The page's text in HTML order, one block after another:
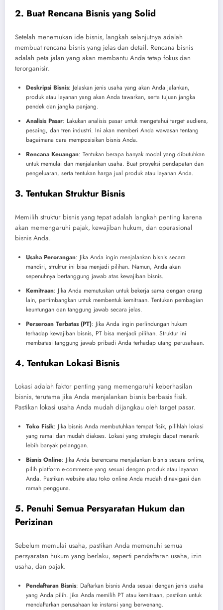
2. Buat Rencana Bisnis yang Solid
Setelah menemukan ide bisnis, langkah selanjutnya adalah
membuat rencana bisnis yang jelas dan detail. Rencana bisnis
adalah peta jalan yang akan membantu Anda tetap fokus dan
terorganisir.
Deskripsi Bisnis: Jelaskan jenis usaha yang akan Anda jalankan,
produk atau layanan yang akan Anda tawarkan, serta tujuan jangka
pendek dan jangka panjang.
Analisis Pasar: Lakukan analisis pasar untuk mengetahui target audiens,
pesaing, dan tren industri. Ini akan memberi Anda wawasan tentang
bagaimana cara memposisikan bisnis Anda.
Rencana Keuangan: Tentukan berapa banyak modal yang dibutuhkan
untuk memulai dan menjalankan usaha. Buat proyeksi pendapatan dan
pengeluaran, serta tentukan harga jual produk atau layanan Anda.
3. Tentukan Struktur Bisnis
Memilih struktur bisnis yang tepat adalah langkah penting karena
akan memengaruhi pajak, kewajiban hukum, dan operasional
bisnis Anda.
Usaha Perorangan: Jika Anda ingin menjalankan bisnis secara
mandiri, struktur ini bisa menjadi pilihan. Namun, Anda akan
sepenuhnya bertanggung jawab atas kewajiban bisnis.
Kemitraan: Jika Anda memutuskan untuk bekerja sama dengan orang
lain, pertimbangkan untuk membentuk kemitraan. Tentukan pembagian
keuntungan dan tanggung jawab secara jelas.
Perseroan Terbatas (PT): Jika Anda ingin perlindungan hukum
terhadap kewajiban bisnis, PT bisa menjadi pilihan. Struktur ini
membatasi tanggung jawab pribadi Anda terhadap utang perusahaan.
4. Tentukan Lokasi Bisnis
Lokasi adalah faktor penting yang memengaruhi keberhasilan
bisnis, terutama jika Anda menjalankan bisnis berbasis fisik.
Pastikan lokasi usaha Anda mudah dijangkau oleh target pasar.
Toko Fisik: Jika bisnis Anda membutuhkan tempat fisik, pilihlah lokasi
yang ramai dan mudah diakses. Lokasi yang strategis dapat menarik
lebih banyak pelanggan.
Bisnis Online: Jika Anda berencana menjalankan bisnis secara online,
pilih platform e-commerce yang sesuai dengan produk atau layanan
Anda. Pastikan website atau toko online Anda mudah dinavigasi dan
ramah pengguna.
5. Penuhi Semua Persyaratan Hukum dan
Perizinan
Sebelum memulai usaha, pastikan Anda memenuhi semua
persyaratan hukum yang berlaku, seperti pendaftaran usaha, izin
usaha, dan pajak.
Pendaftaran Bisnis: Daftarkan bisnis Anda sesuai dengan jenis usaha
yang Anda pilih. Jika Anda memilih PT atau kemitraan, pastikan untuk
mendaftarkan perusahaan ke instansi yang berwenang.